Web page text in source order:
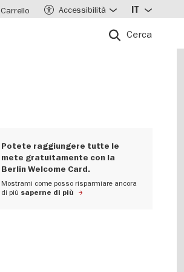
Cerca
Carrello Accessibilità IT
Potete raggiungere tutte le
mete gratuitamente con la
Berlin Welcome Card.
Mostrami come posso risparmiare ancora
di più saperne di più